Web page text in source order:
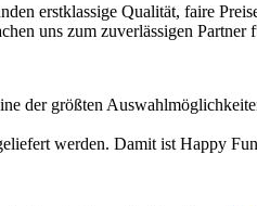
erstklassige Qualität, faire
uns zum zuverlässigen
der größten
werden. Damit ist Happy